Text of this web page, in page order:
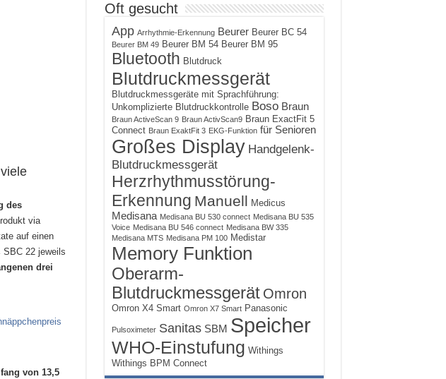
des
via
auf einen
SBC 22 jeweils
drei
von 13,5
Oft gesucht
App Arrhythmie-Erkennung Beurer Beurer BC 54
Beurer BM 49 Beurer BM 54 Beurer BM 95
Bluetooth Blutdruck
Blutdruckmessgerät
Blutdruckmessgeräte mit Sprachführung:
Unkomplizierte Blutdruckkontrolle Boso Braun
Braun ActiveScan 9 Braun ActivScan9 Braun ExactFit 5
Connect Braun ExaktFit 3 EKG-Funktion für Senioren
Großes Display Handgelenk-
Blutdruckmessgerät
Herzrhythmusstörung-
Erkennung Manuell Medicus
Medisana Medisana BU 530 connect Medisana BU 535
Voice Medisana BU 546 connect Medisana BW 335
Medisana MTS Medisana PM 100 Medistar
Memory Funktion
Oberarm-
Blutdruckmessgerät Omron
Omron X4 Smart Omron X7 Smart Panasonic
Pulsoximeter Sanitas SBM Speicher
WHO-Einstufung Withings
Withings BPM Connect